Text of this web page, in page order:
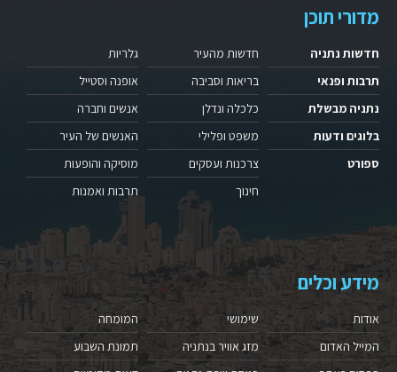
מדורי תוכן
חדשות נתניה
תרבות ופנאי
נתניה מבשלת
בלוגים ודעות
ספורט
חדשות מהעיר
בריאות וסביבה
כלכלה ונדלן
משפט ופלילי
צרכנות ועסקים
חינוך
גלריות
אופנה וסטייל
אנשים וחברה
האנשים של העיר
מוסיקה והופעות
תרבות ואמנות
מידע וכלים
אודות
המייל האדום
שימושי
מזג אוויר בנתניה
המומחה
תמונת השבוע